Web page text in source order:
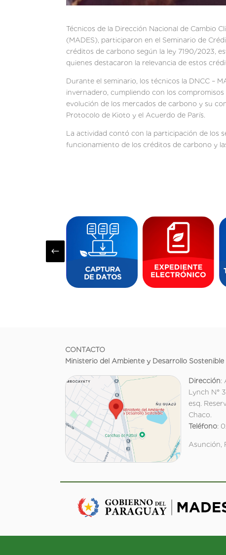
Técnicos de la Dirección Nacional de Cambio
(MADES), participaron en el Seminario de
créditos de carbono según la ley 7190/2023,
quienes destacaron la relevancia de estos
Durante el seminario, los técnicos la DNCC –
invernadero, cumpliendo con los
evolución de los mercados de carbono y su
Protocolo de Kioto y el Acuerdo de París.
La actividad contó con la participación de los
funcionamiento de los créditos de carbono y
#
CONTACTO
Ministerio del Ambiente y Desarrollo Sostenible
Dirección:
Lynch N°
esq.
Chaco.
Teléfono:
Asunción,